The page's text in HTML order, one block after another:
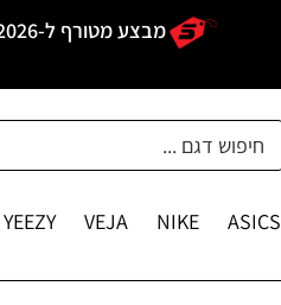
מבצע מטורף ל-2026 עם קוד הקופון –
ASICS
NIKE
VEJA
YEEZY